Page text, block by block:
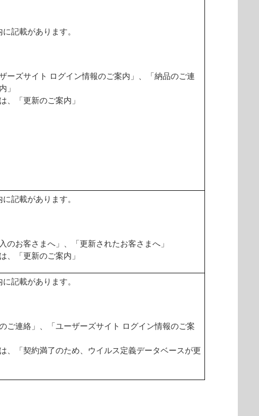
記載があります。
ーズサイト ログイン情報のご案内」、「納品のご連
」
、「更新のご案内」
記載があります。
のお客さまへ」、「更新されたお客さまへ」
、「更新のご案内」
記載があります。
ご連絡」、「ユーザーズサイト ログイン情報のご案
、「契約満了のため、ウイルス定義データベースが更